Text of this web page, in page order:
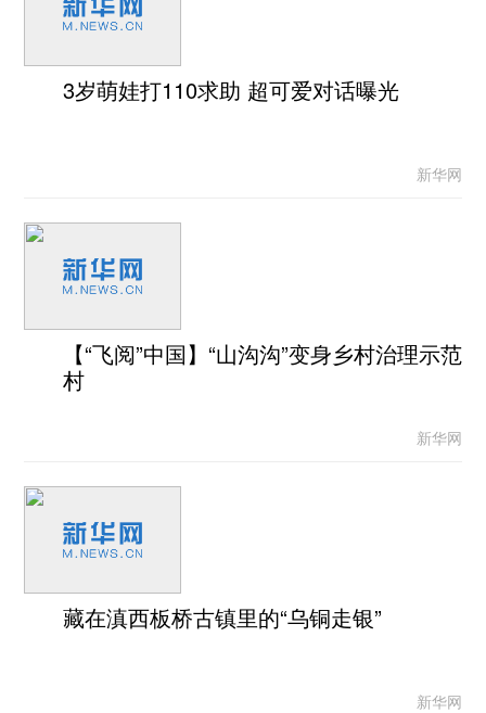
3岁萌娃打110求助 超可爱对话曝光
新华网
【“飞阅”中国】“山沟沟”变身乡村治理示范
村
新华网
藏在滇西板桥古镇里的“乌铜走银”
新华网